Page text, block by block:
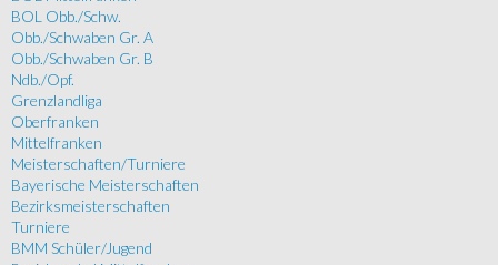
BOL Obb./Schw.
Obb./Schwaben Gr. A
Obb./Schwaben Gr. B
Ndb./Opf.
Grenzlandliga
Oberfranken
Mittelfranken
Meisterschaften/Turniere
Bayerische Meisterschaften
Bezirksmeisterschaften
Turniere
BMM Schüler/Jugend